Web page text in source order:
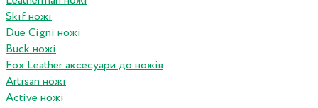
Skif ножі
Due Cigni ножі
Buck ножі
Fox Leather аксесуари до ножів
Artisan ножі
Active ножі